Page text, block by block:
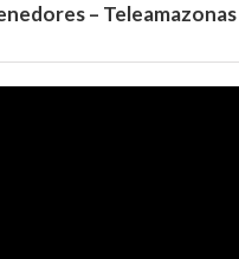
– Teleamazonas